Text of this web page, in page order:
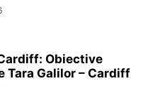
Obiective
Tara Galilor – Cardiff